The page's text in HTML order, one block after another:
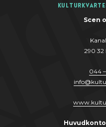
Scen
290 32
044
info@